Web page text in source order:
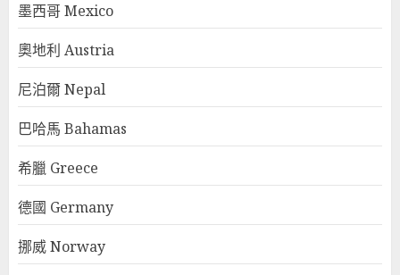
墨西哥 Mexico
奧地利 Austria
尼泊爾 Nepal
巴哈馬 Bahamas
希臘 Greece
德國 Germany
挪威 Norway